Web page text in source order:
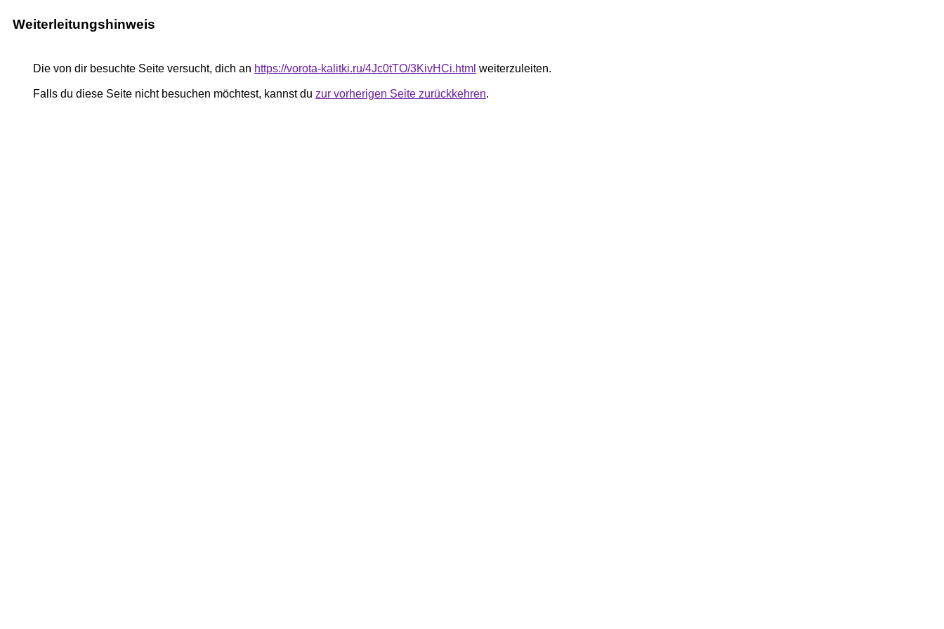
Weiterleitungshinweis
Die von dir besuchte Seite versucht, dich an https://vorota-kalitki.ru/4Jc0tTO/3KivHCi.html weiterzuleiten.
Falls du diese Seite nicht besuchen möchtest, kannst du zur vorherigen Seite zurückkehren.